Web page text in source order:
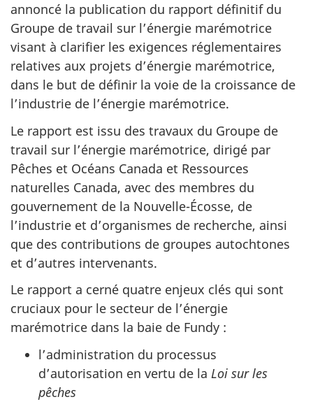
annoncé la publication du rapport définitif du
Groupe de travail sur l’énergie marémotrice
visant à clarifier les exigences réglementaires
relatives aux projets d’énergie marémotrice,
dans le but de définir la voie de la croissance de
l’industrie de l’énergie marémotrice.
Le rapport est issu des travaux du Groupe de
travail sur l’énergie marémotrice, dirigé par
Pêches et Océans Canada et Ressources
naturelles Canada, avec des membres du
gouvernement de la Nouvelle-Écosse, de
l’industrie et d’organismes de recherche, ainsi
que des contributions de groupes autochtones
et d’autres intervenants.
Le rapport a cerné quatre enjeux clés qui sont
cruciaux pour le secteur de l’énergie
marémotrice dans la baie de Fundy :
l’administration du processus
d’autorisation en vertu de la Loi sur les
pêches